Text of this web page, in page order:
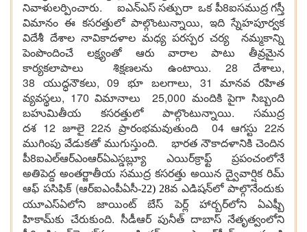
నివాళులర్పించారు. ఐఎన్ఎస్ సత్పురా ఒక పీ8ఐసముద్ర గస్తీ
విమానం ఈ కసరత్తులో పాల్గొంటున్నాయి, ఇది స్నేహపూర్వక
విదేశీ దేశాల నావికాదళాల మధ్య పరస్పర చర్య నమ్మకాన్ని
పెంపొందించే లక్ష్యంతో ఆరు వారాల పాటు తీవ్రమైన
కార్యకలాపాలు శిక్షణలను ఉంటాయి. 28 దేశాలు,
38 యుద్ధనౌకలు, 09 భూ బలగాలు, 31 మానవ రహిత
వ్యవస్థలు, 170 విమానాలు 25,000 మందికి పైగా సిబ్బంది
బహుమితీయ కసరత్తులో పాల్గొంటున్నాయి. సముద్ర
దశ 12 జూలై 22న ప్రారంభమవుతుంది 04 ఆగస్టు 22న
ముగింపు వేడుకతో ముగుస్తుంది. భారత నౌకాదళానికి చెందిన
పీ8ఐఎల్ఆర్ఎంఆర్ఏఎస్డబ్ల్యూ ఎయిర్‌క్రాఫ్ట్ ప్రపంచంలోనే
అతిపెద్ద అంతర్జాతీయ సముద్ర కసరత్తు అయిన ద్వైవార్షిక రిమ్
ఆఫ్ పసిఫిక్ (ఆర్ఐఎంపీఏసీ-22) 28వ ఎడిషన్‌లో పాల్గొనేందుకు
యూఎస్ఏలోని జాయింట్ బేస్ పెర్ల్ హార్బర్‌లోని ఏఎఫ్బీ
హికామ్‌కు చేరుకుంది. సీడీఆర్ పునీత్ దాబాస్ నేతృత్వంలోని